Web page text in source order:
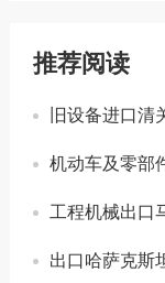
推荐阅读
旧设备进口
机动车及零部件
工程机械出口
出口哈萨克斯